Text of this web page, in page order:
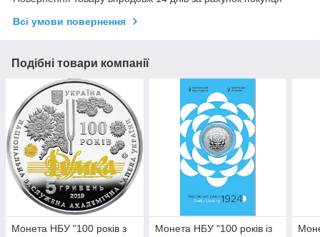
Всі умови повернення
Подібні товари компанії
Монета НБУ "100 років з
Монета НБУ "100 років із